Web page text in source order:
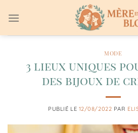
au
MODE
3 lieux uniques
des bijoux de
PUBLIÉ LE 12/08/2022 PAR